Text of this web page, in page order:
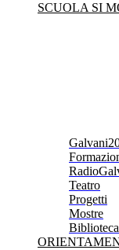
SCUOLA SI
Teatro
Progetti
Mostre